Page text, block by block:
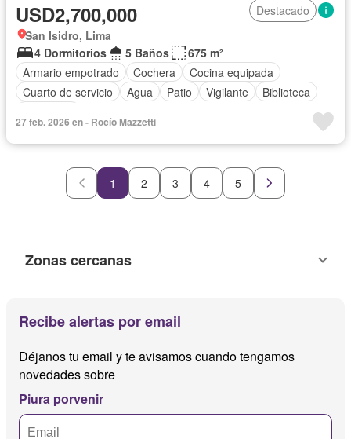
USD2,700,000
Destacado
San Isidro, Lima
4 Dormitorios
5 Baños
675 m²
Armario empotrado
Cochera
Cocina equipada
Cuarto de servicio
Agua Patio Vigilante
Biblioteca
27 feb. 2026 en - Rocío Mazzetti
1 2 3 4 5
Zonas cercanas
Recibe alertas por email
Déjanos tu email y te avisamos cuando tengamos
novedades sobre
Piura porvenir